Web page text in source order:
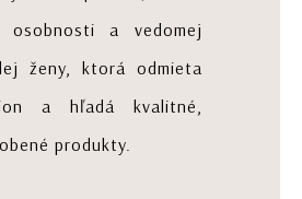
osobnosti a vedomej
ženy, ktorá odmieta
a hľadá kvalitné,
produkty.